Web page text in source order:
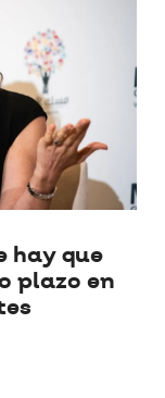
hay que
plazo en